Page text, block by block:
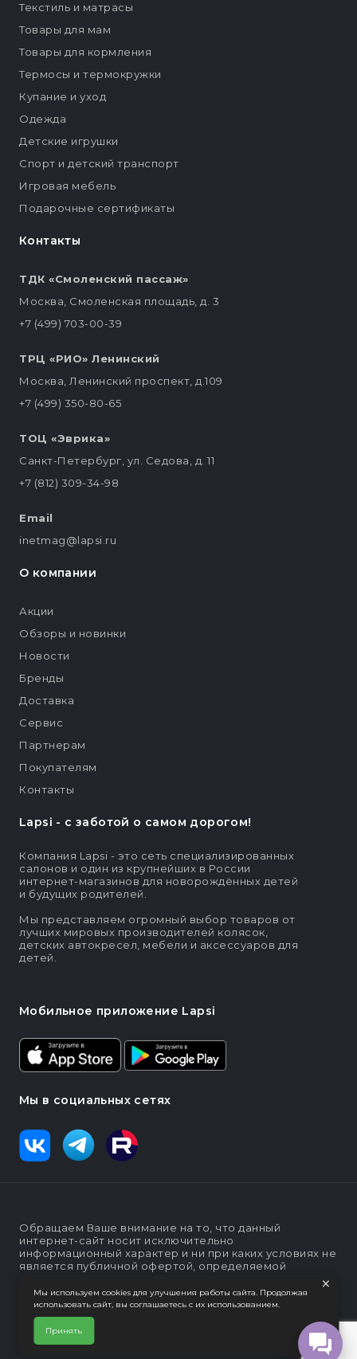
Lapsi - c заботой о самом дорогом!
Компания Lapsi - это сеть специализированных
салонов и один из крупнейших в России
интернет-магазинов для новорождённых детей
и будущих родителей.
Мы представляем огромный выбор товаров от
лучших мировых производителей колясок,
детских автокресел, мебели и аксессуаров для
детей.
Мобильное приложение Lapsi
Мы в социальных сетях
Контакты
ТДК «Смоленский пассаж»
Москва, Смоленская площадь, д. 3
+7 (499) 703-00-39
ТРЦ «РИО» Ленинский
Москва, Ленинский проспект, д.109
+7 (499) 350-80-65
ТОЦ «Эврика»
Санкт-Петербург, ул. Седова, д. 11
+7 (812) 309-34-98
Email
inetmag@lapsi.ru
Текстиль и матрасы
Товары для мам
Товары для кормления
Термосы и термокружки
Купание и уход
Одежда
Детские игрушки
Спорт и детский транспорт
Игровая мебель
Подарочные сертификаты
О компании
Акции
Обзоры и новинки
Новости
Бренды
Доставка
Сервис
Партнерам
Покупателям
Контакты
Обращаем Ваше внимание на то, что данный
интернет-сайт носит исключительно
информационный характер и ни при каких условиях не
является публичной офертой, определяемой
положениями статьи п. 2 ст. 437 Гражданского кодекса
Российской Федерации
Политика конфеденциальности
Интернет-магазин "Lapsi".
×
Мы используем cookies для улучшения работы сайта. Продолжая
использовать сайт, вы соглашаетесь с их использованием.
Принять